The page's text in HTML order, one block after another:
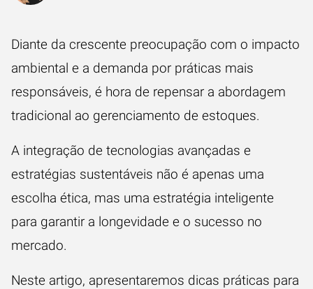
Diante da crescente preocupação com o impacto
ambiental e a demanda por práticas mais
responsáveis, é hora de repensar a abordagem
tradicional ao gerenciamento de estoques.
A integração de tecnologias avançadas e
estratégias sustentáveis não é apenas uma
escolha ética, mas uma estratégia inteligente
para garantir a longevidade e o sucesso no
mercado.
Neste artigo, apresentaremos dicas práticas para